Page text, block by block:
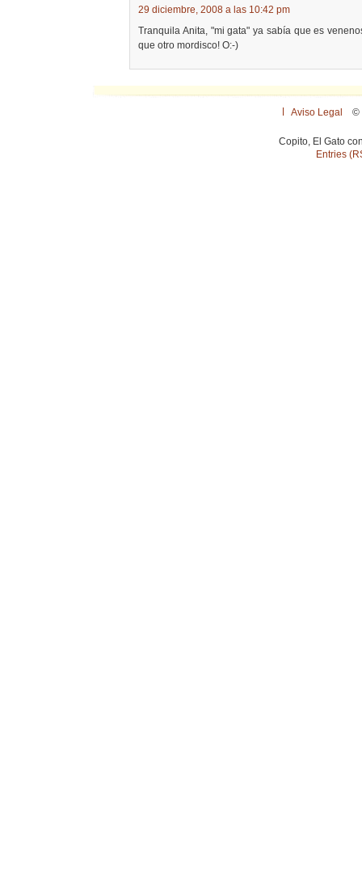
29 diciembre, 2008 a las 10:42 pm
Tranquila Anita, "mi gata" ya sabía que es
que otro mordisco! O:-)
Aviso Legal ©
Copito, El Gato
Entries